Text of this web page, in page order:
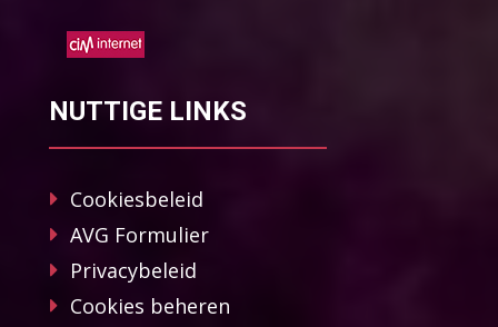
NUTTIGE LINKS
Cookiesbeleid
AVG Formulier
Privacybeleid
Cookies beheren